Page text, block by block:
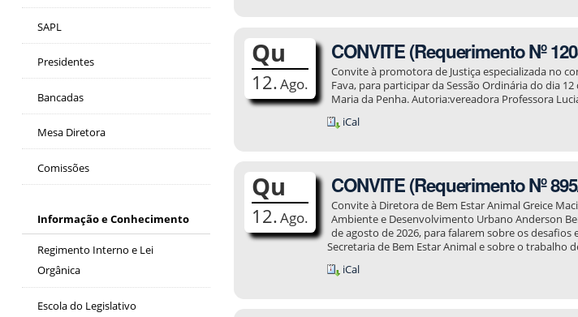
SAPL
Presidentes
Bancadas
Mesa Diretora
Comissões
Informação e Conhecimento
Regimento Interno e Lei
Orgânica
Escola do Legislativo
Qu
12.Ago.
CONVITE (Requerimento Nº
Convite à promotora de Justiça especializada no
Fava, para participar da Sessão Ordinária do dia
Maria da Penha. Autoria:vereadora Professora
iCal
Qu
12.Ago.
CONVITE (Requerimento Nº
Convite à Diretora de Bem Estar Animal Greice
Ambiente e Desenvolvimento Urbano Anderson
de agosto de 2026, para falarem sobre os
Secretaria de Bem Estar Animal e sobre o trabalho
iCal